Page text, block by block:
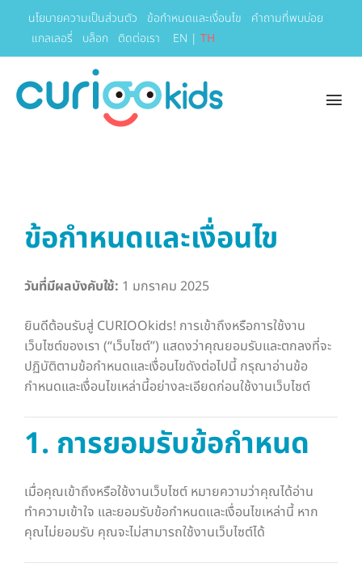
นโยบายความเป็นส่วนตัว ข้อกำหนดและเงื่อนไข
คำถามที่พบบ่อย
แกลเลอรี่
บล็อก ติดต่อเรา EN | TH
ข้อกำหนดและเงื่อนไข
วันที่มีผลบังคับใช้: 1 มกราคม 2025
ยินดีต้อนรับสู่ CURIOOkids! การเข้าถึงหรือการใช้งาน
เว็บไซต์ของเรา (“เว็บไซต์”) แสดงว่าคุณยอมรับและตกลงที่จะ
ปฏิบัติตามข้อกำหนดและเงื่อนไขดังต่อไปนี้ กรุณาอ่านข้อ
กำหนดและเงื่อนไขเหล่านี้อย่างละเอียดก่อนใช้งานเว็บไซต์
1. การยอมรับข้อกำหนด
เมื่อคุณเข้าถึงหรือใช้งานเว็บไซต์ หมายความว่าคุณได้อ่าน
ทำความเข้าใจ และยอมรับข้อกำหนดและเงื่อนไขเหล่านี้ หาก
คุณไม่ยอมรับ คุณจะไม่สามารถใช้งานเว็บไซต์ได้